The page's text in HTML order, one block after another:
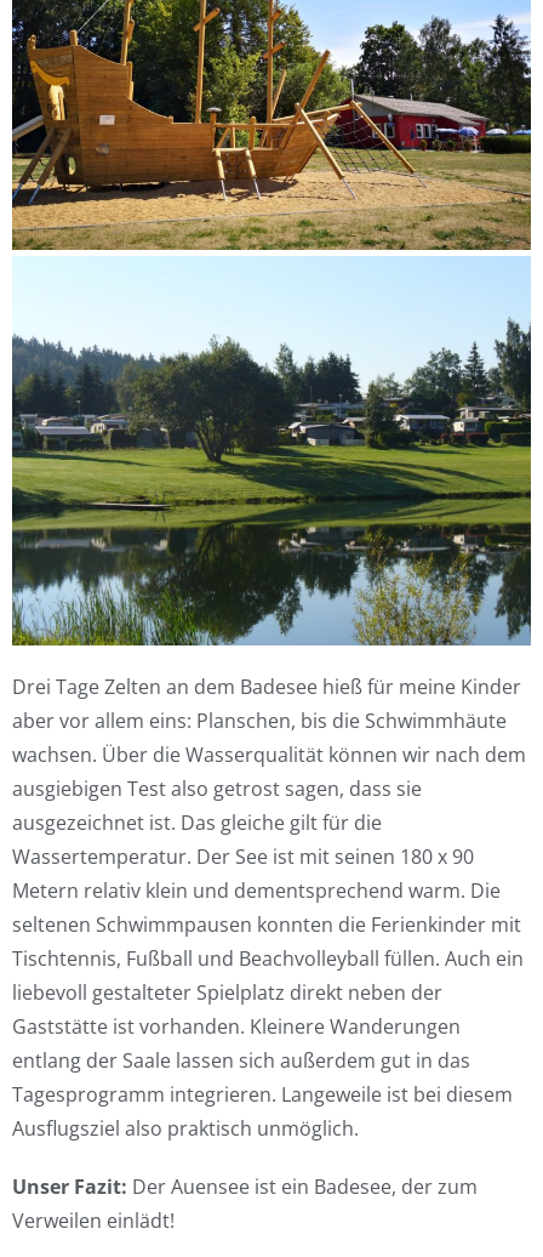
Drei Tage Zelten an dem Badesee hieß für meine Kinder
aber vor allem eins: Planschen, bis die Schwimmhäute
wachsen. Über die Wasserqualität können wir nach dem
ausgiebigen Test also getrost sagen, dass sie
ausgezeichnet ist. Das gleiche gilt für die
Wassertemperatur. Der See ist mit seinen 180 x 90
Metern relativ klein und dementsprechend warm. Die
seltenen Schwimmpausen konnten die Ferienkinder mit
Tischtennis, Fußball und Beachvolleyball füllen. Auch ein
liebevoll gestalteter Spielplatz direkt neben der
Gaststätte ist vorhanden. Kleinere Wanderungen
entlang der Saale lassen sich außerdem gut in das
Tagesprogramm integrieren. Langeweile ist bei diesem
Ausflugsziel also praktisch unmöglich.
Unser Fazit: Der Auensee ist ein Badesee, der zum
Verweilen einlädt!